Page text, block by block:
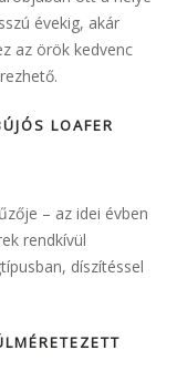
évekig, akár
az örök kedvenc
LOAFER
– az idei évben
rendkívül
díszítéssel